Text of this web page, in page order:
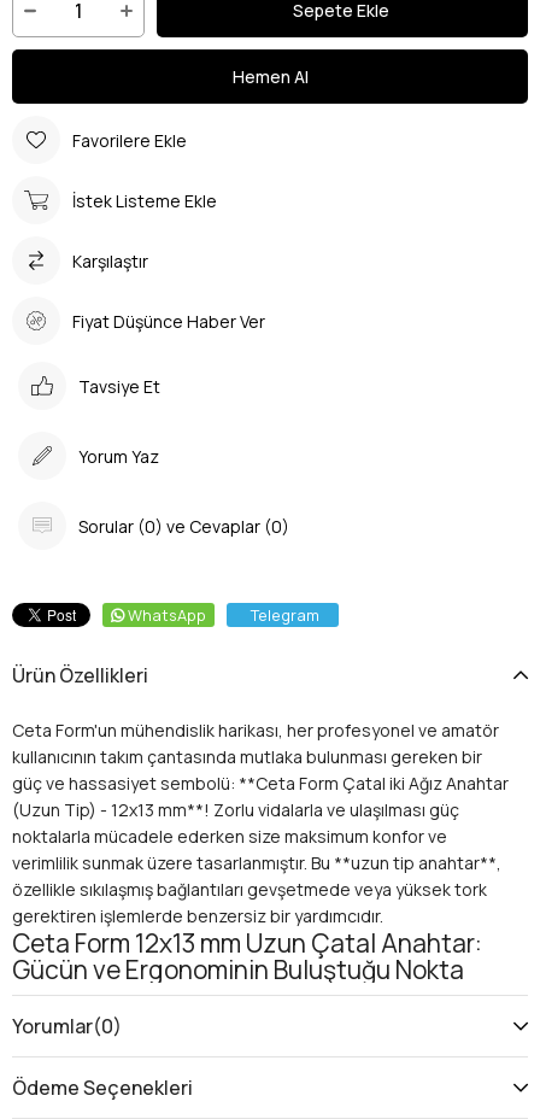
Favorilere Ekle
İstek Listeme Ekle
Karşılaştır
Fiyat Düşünce Haber Ver
Tavsiye Et
Yorum Yaz
Sorular (0) ve Cevaplar (0)
WhatsApp Telegram
Ürün Özellikleri
Ceta Form'un mühendislik harikası, her profesyonel ve amatör
kullanıcının takım çantasında mutlaka bulunması gereken bir
güç ve hassasiyet sembolü: **Ceta Form Çatal iki Ağız Anahtar
(Uzun Tip) - 12x13 mm**! Zorlu vidalarla ve ulaşılması güç
noktalarla mücadele ederken size maksimum konfor ve
verimlilik sunmak üzere tasarlanmıştır. Bu **uzun tip anahtar**,
özellikle sıkılaşmış bağlantıları gevşetmede veya yüksek tork
gerektiren işlemlerde benzersiz bir yardımcıdır.
Ceta Form 12x13 mm Uzun Çatal Anahtar:
Gücün ve Ergonominin Buluştuğu Nokta
Bu özel tasarım **çift ağızlı anahtar**, iki farklı somun veya
civata boyutuyla (12 mm ve 13 mm) başa çıkmanızı sağlarken,
Peki, bu **profesyonel anahtar** hangi alanlarda
vazgeçilmeziniz olacak?
Yorumlar(0)
Ödeme Seçenekleri